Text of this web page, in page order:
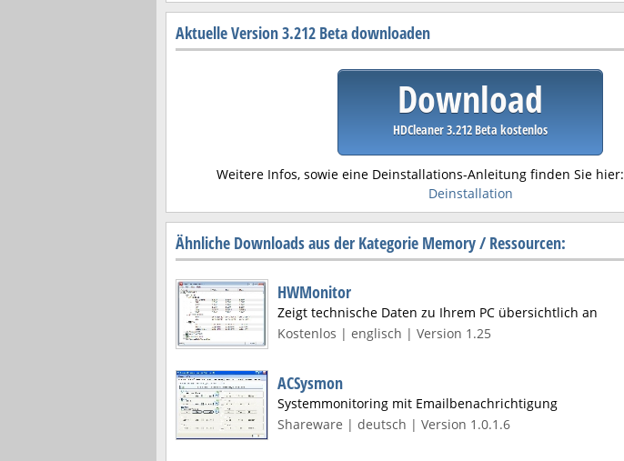
Aktuelle Version 3.212 Beta downloaden
Download
HDCleaner 3.212 Beta kostenlos
Weitere Infos, sowie eine Deinstallations-Anleitung finden Sie hier:
Deinstallation
Ähnliche Downloads aus der Kategorie Memory / Ressourcen:
HWMonitor
Zeigt technische Daten zu Ihrem PC übersichtlich an
Kostenlos | englisch | Version 1.25
ACSysmon
Systemmonitoring mit Emailbenachrichtigung
Shareware | deutsch | Version 1.0.1.6